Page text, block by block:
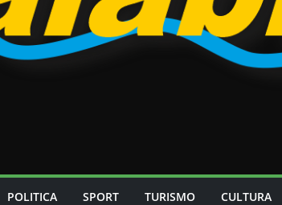
POLITICA SPORT TURISMO CULTURA